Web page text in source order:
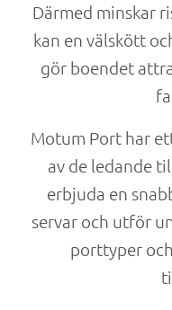
Därmed minskar
kan en välskött
gör boendet
Motum Port har
av de ledande
erbjuda en
servar och utför
porttyper